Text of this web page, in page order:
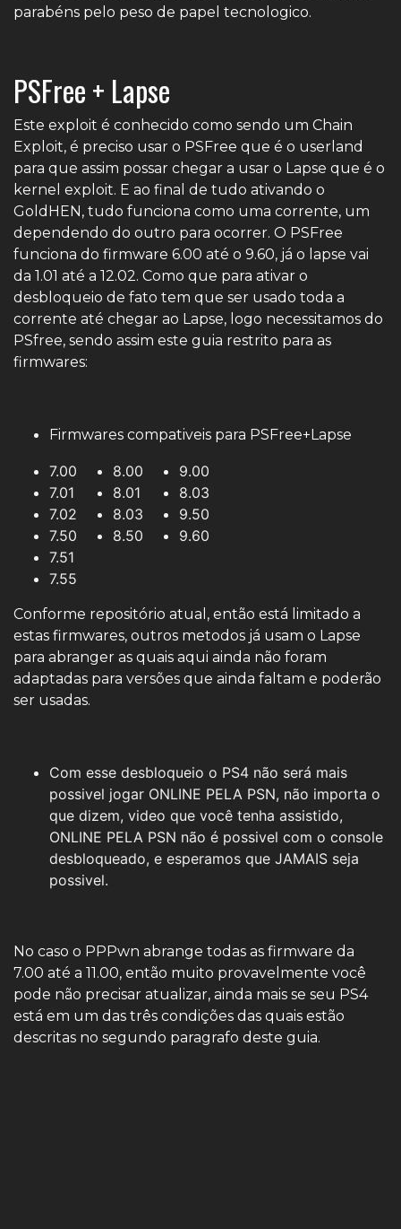
parabéns pelo peso de papel tecnologico.
PSFree + Lapse
Este exploit é conhecido como sendo um Chain
Exploit, é preciso usar o PSFree que é o userland
para que assim possar chegar a usar o Lapse que é o
kernel exploit. E ao final de tudo ativando o
GoldHEN, tudo funciona como uma corrente, um
dependendo do outro para ocorrer. O PSFree
funciona do firmware 6.00 até o 9.60, já o lapse vai
da 1.01 até a 12.02. Como que para ativar o
desbloqueio de fato tem que ser usado toda a
corrente até chegar ao Lapse, logo necessitamos do
PSfree, sendo assim este guia restrito para as
firmwares:
Firmwares compativeis para PSFree+Lapse
7.00
7.01
7.02
7.50
7.51
7.55
8.00
8.01
8.03
8.50
9.00
8.03
9.50
9.60
Conforme repositório atual, então está limitado a
estas firmwares, outros metodos já usam o Lapse
para abranger as quais aqui ainda não foram
adaptadas para versões que ainda faltam e poderão
ser usadas.
Com esse desbloqueio o PS4 não será mais
possivel jogar ONLINE PELA PSN, não importa o
que dizem, video que você tenha assistido,
ONLINE PELA PSN não é possivel com o console
desbloqueado, e esperamos que JAMAIS seja
possivel.
No caso o PPPwn abrange todas as firmware da
7.00 até a 11.00, então muito provavelmente você
pode não precisar atualizar, ainda mais se seu PS4
está em um das três condições das quais estão
descritas no segundo paragrafo deste guia.